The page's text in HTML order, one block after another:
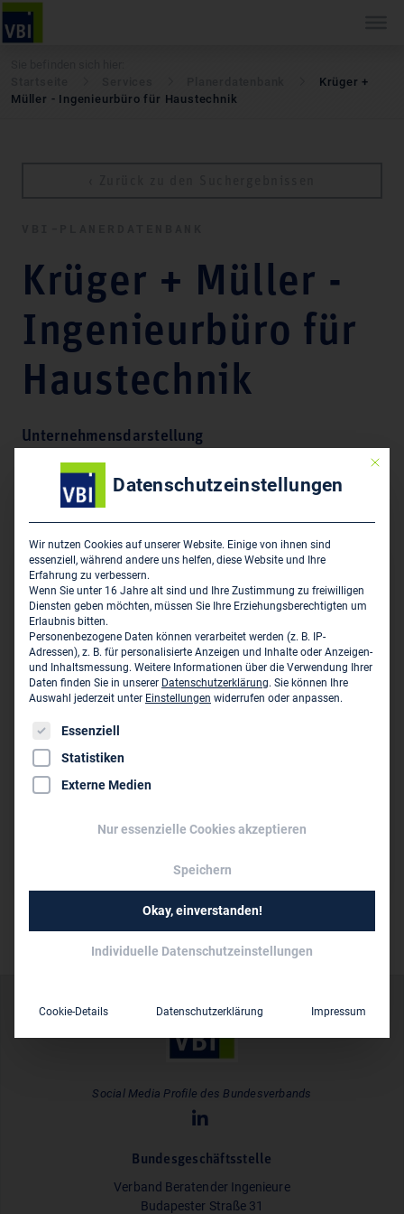
Krüger +
Müller - Ingenieurbüro für Haustechnik
Krüger + Müller -
Ingenieurbüro für
Haustechnik
Unternehmensdarstellung
Bauüberwachung, Oberflächennahe Geothermie, Tiefe
Hauptsitz des Unternehmens
Krüger + Müller - Ingenieurbüro für Haustechnik
Gewandhausgäßchen 1
D-02708 Löbau
03585 47 81 0
info@ib-km.de
Persönliche Vertreter im VBI:
Dipl.-Ing. (FH) Claudius Rudolph
Social Media Profile des Bundesverbands
Bundesgeschäftsstelle
Verband Beratender Ingenieure
Budapester Straße 31
Mit
Datenschutzeinstellungen
Wir nutzen Cookies auf unserer Website. Einige von ihnen sind
essenziell, während andere uns helfen, diese Website und Ihre
Erfahrung zu verbessern.
Wenn Sie unter 16 Jahre alt sind und Ihre Zustimmung zu freiwilligen
Diensten geben möchten, müssen Sie Ihre Erziehungsberechtigten um
Erlaubnis bitten.
Personenbezogene Daten können verarbeitet werden (z. B. IP-
Adressen), z. B. für personalisierte Anzeigen und Inhalte oder Anzeigen-
und Inhaltsmessung. Weitere Informationen über die Verwendung Ihrer
Daten finden Sie in unserer Datenschutzerklärung. Sie können Ihre
Auswahl jederzeit unter Einstellungen widerrufen oder anpassen.
Es folgt eine Liste der Service-Gruppen, für die eine
Essenziell
Statistiken
Externe Medien
Nur essenzielle Cookies akzeptieren
Speichern
Okay, einverstanden!
Individuelle Datenschutzeinstellungen
Cookie-Details Datenschutzerklärung Impressum